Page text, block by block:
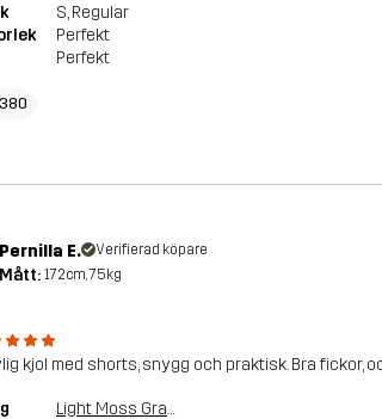
S, Regular
Perfekt
Perfekt
Pernilla E. Verifierad köpare
Mått: 172cm, 75kg
kjol med shorts, snygg och praktisk. Bra fickor,
Light Moss Gray